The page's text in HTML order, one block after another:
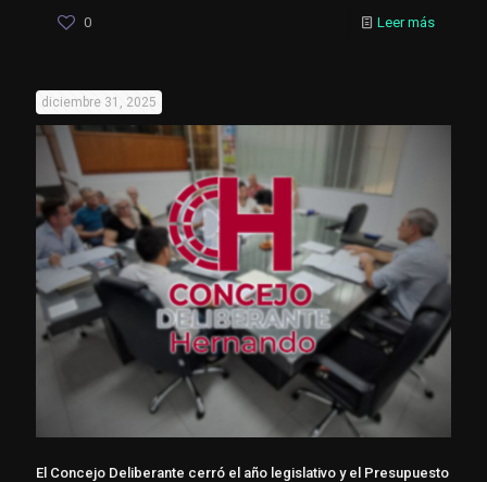
0 Leer más
diciembre 31, 2025
El Concejo Deliberante cerró el año legislativo y el Presupuesto